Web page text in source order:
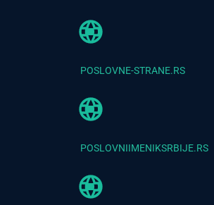
POSLOVNE-STRANE.RS
POSLOVNIIMENIKSRBIJE.RS